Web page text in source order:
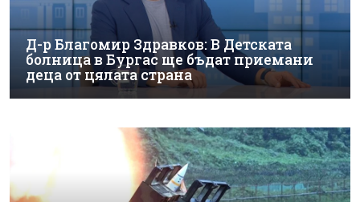
Д-р Благомир Здравков: В Детската
болница в Бургас ще бъдат приемани
деца от цялата страна